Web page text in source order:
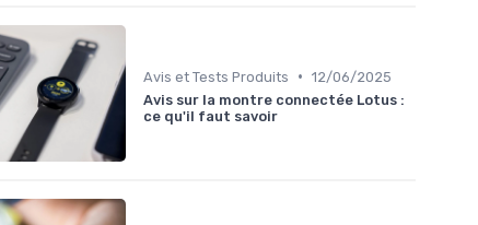
Avis et Tests Produits • 12/06/2025
Avis sur la montre connectée Lotus :
ce qu'il faut savoir